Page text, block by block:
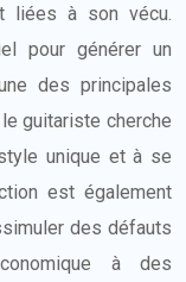
liées à son vécu.
pour générer un
des principales
guitariste cherche
unique et à se
est également
des défauts
à des